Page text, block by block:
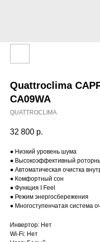
Quattroclima
CA09WA
QUATTROCLIMA
32 800 р.
● Низкий уровень шума
● Высокоэффективный
● Автоматическая очистка
● Комфортный сон
● Функция I Feel
● Режим энергосбережения
● Многоступенчатая система
Инвертор: Нет
Wi-Fi: Нет